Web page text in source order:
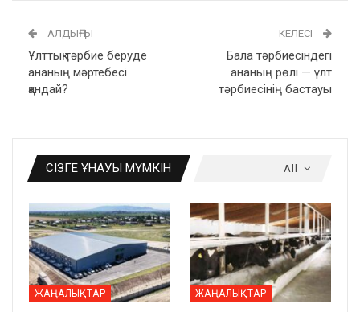
АЛДЫҢҒЫ
Ұлттық тәрбие беруде
ананың мәртебесі
қандай?
КЕЛЕСІ
Бала тәрбиесіндегі
ананың рөлі — ұлт
тәрбиесінің бастауы
All
СІЗГЕ ҰНАУЫ МҮМКІН
ЖАҢАЛЫҚТАР ЖАҢАЛЫҚТАР